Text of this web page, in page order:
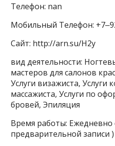
Телефон: nan
Мобильный Телефон:
Сайт: http://arn.su/H2y
вид деятельности:
мастеров для салонов
Услуги визажиста, Услуги
массажиста, Услуги по
бровей, Эпиляция
Время работы: Ежедневно
предварительной записи )